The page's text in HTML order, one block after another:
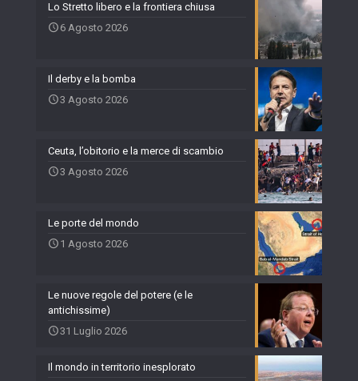
Lo Stretto libero e la frontiera chiusa
6 Agosto 2026
Il derby e la bomba
3 Agosto 2026
Ceuta, l’obitorio e la merce di scambio
3 Agosto 2026
Le porte del mondo
1 Agosto 2026
Le nuove regole del potere (e le
antichissime)
31 Luglio 2026
Il mondo in territorio inesplorato